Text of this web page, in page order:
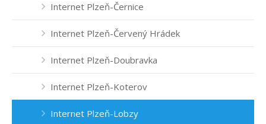
Internet Plzeň-Černice
Internet Plzeň-Červený Hrádek
Internet Plzeň-Doubravka
Internet Plzeň-Koterov
Internet Plzeň-Lobzy